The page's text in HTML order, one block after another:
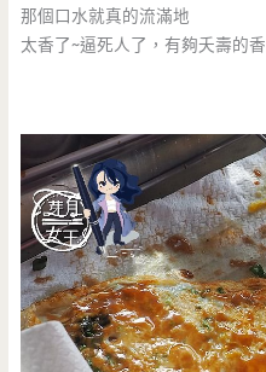
那個口水就真的流滿地
太香了~逼死人了，有夠夭壽的香